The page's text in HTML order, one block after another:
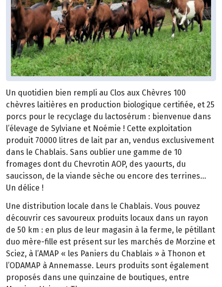
Un quotidien bien rempli au Clos aux Chèvres 100
chèvres laitières en production biologique certifiée, et 25
porcs pour le recyclage du lactosérum : bienvenue dans
l’élevage de Sylviane et Noémie ! Cette exploitation
produit 70000 litres de lait par an, vendus exclusivement
dans le Chablais. Sans oublier une gamme de 10
fromages dont du Chevrotin AOP, des yaourts, du
saucisson, de la viande sèche ou encore des terrines…
Un délice !
Une distribution locale dans le Chablais. Vous pouvez
découvrir ces savoureux produits locaux dans un rayon
de 50 km : en plus de leur magasin à la ferme, le pétillant
duo mère-fille est présent sur les marchés de Morzine et
Sciez, à l’AMAP « les Paniers du Chablais » à Thonon et
l’ODAMAP à Annemasse. Leurs produits sont également
proposés dans une quinzaine de boutiques, entre